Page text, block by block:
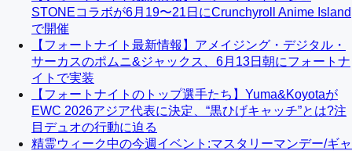
STONEコラボが6月19〜21日にCrunchyroll Anime Island
で開催
【フォートナイト最新情報】アメイジング・デジタル・
サーカスのポムニ&ジャックス、6月13日朝にフォートナ
イトで実装
【フォートナイトのトップ選手たち】Yuma&Koyotaが
EWC 2026アジア代表に決定、“黒ひげキャッチ”とは?注
目デュオの行動に迫る
精霊ウィーク中の今週イベント:マスタリーマンデー/ギャ